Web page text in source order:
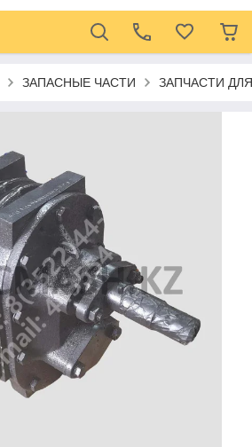
ЗАПАСНЫЕ ЧАСТИ ЗАПЧАСТИ